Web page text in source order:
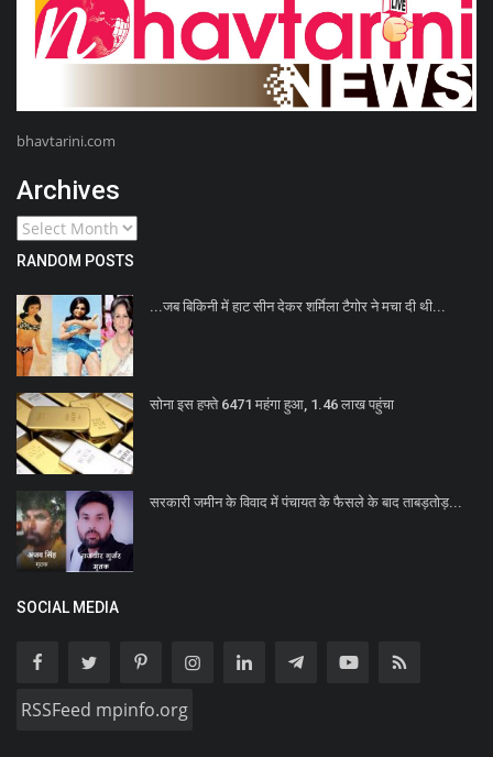
bhavtarini.com
Archives
RANDOM POSTS
...जब बिकिनी में हाट सीन देकर शर्मिला टैगोर ने मचा दी थी...
सोना इस हफ्ते 6471 महंगा हुआ, 1.46 लाख पहुंचा
सरकारी जमीन के विवाद में पंचायत के फैसले के बाद ताबड़तोड़...
SOCIAL MEDIA
RSSFeed mpinfo.org